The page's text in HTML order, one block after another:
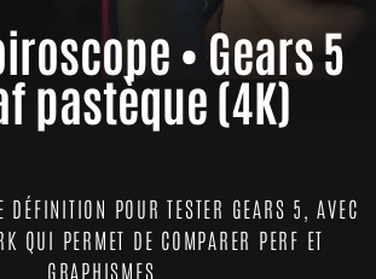
• Gears 5
pastèque (4K)
DÉFINITION POUR TESTER GEARS 5, AVEC
QUI PERMET DE COMPARER PERF ET
GRAPHISMES.